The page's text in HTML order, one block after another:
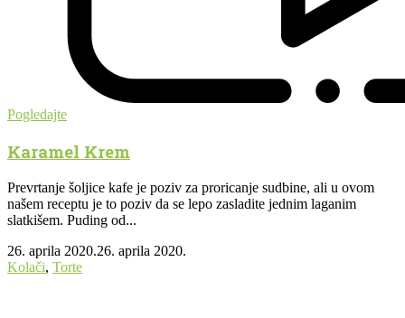
Pogledajte
Karamel Krem
Prevrtanje šoljice kafe je poziv za proricanje sudbine, ali u ovom
našem receptu je to poziv da se lepo zasladite jednim laganim
slatkišem. Puding od...
26. aprila 2020.26. aprila 2020.
Kolači, Torte